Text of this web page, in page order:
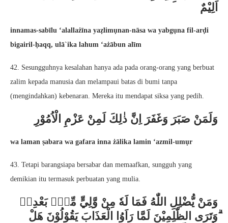
اَلِيْمٌ
innamas-sabīlu ‘alallażīna yaẓlimụnan-nāsa wa yabgụna fil-arḍi
bigairil-ḥaqq, ulā`ika lahum ‘ażābun alīm
42. Sesungguhnya kesalahan hanya ada pada orang-orang yang berbuat
zalim kepada manusia dan melampaui batas di bumi tanpa
(mengindahkan) kebenaran. Mereka itu mendapat siksa yang pedih.
وَلَمَنْ صَبَرَ وَغَفَرَ اِنَّ ذٰلِكَ لَمِنْ عَزْمِ الْاُمُوْرِ
wa laman ṣabara wa gafara inna żālika lamin ‘azmil-umụr
43. Tetapi barangsiapa bersabar dan memaafkan, sungguh yang
demikian itu termasuk perbuatan yang mulia.
وَمَنْ يُّضْلِلِ اللّٰهُ فَمَا لَهٗ مِنْ وَّلِيٍّ مِّنْۢ بَعْدِهٖ
ۗوَتَرَى الظّٰلِمِيْنَ لَمَّا رَاَوُا الْعَذَابَ يَقُوْلُوْنَ هَلْ